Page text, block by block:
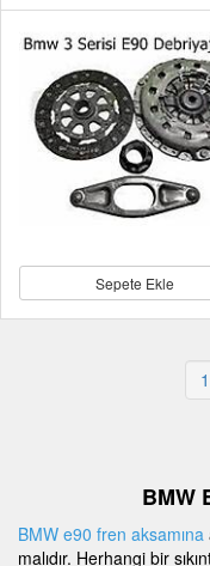
Sepete Ekle
1
BMW
BMW e90 fren aksamına
malıdır. Herhangi bir